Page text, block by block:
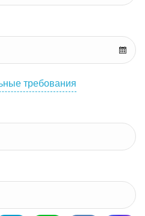
требования